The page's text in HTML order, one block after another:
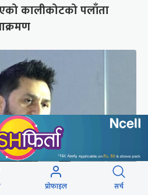
कालीकोटको पलाँता
प्रोफाइल सर्च